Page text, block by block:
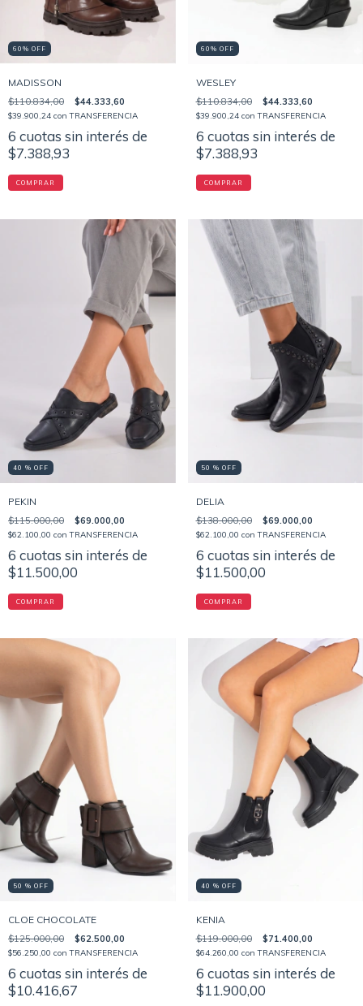
60% OFF
MADISSON
$110.834,00 $44.333,60
$39.900,24 con TRANSFERENCIA
6 cuotas sin interés de
$7.388,93
COMPRAR
60% OFF
WESLEY
$110.834,00 $44.333,60
$39.900,24 con TRANSFERENCIA
6 cuotas sin interés de
$7.388,93
COMPRAR
40 % OFF
PEKIN
$115.000,00 $69.000,00
$62.100,00 con TRANSFERENCIA
6 cuotas sin interés de
$11.500,00
COMPRAR
50 % OFF
DELIA
$138.000,00 $69.000,00
$62.100,00 con TRANSFERENCIA
6 cuotas sin interés de
$11.500,00
COMPRAR
50 % OFF
CLOE CHOCOLATE
$125.000,00 $62.500,00
$56.250,00 con TRANSFERENCIA
6 cuotas sin interés de
$10.416,67
40 % OFF
KENIA
$119.000,00 $71.400,00
$64.260,00 con TRANSFERENCIA
6 cuotas sin interés de
$11.900,00